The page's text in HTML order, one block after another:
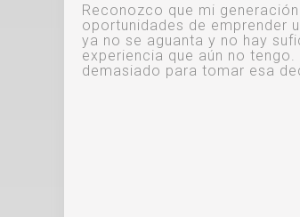
Reconozco que mi
oportunidades de emprender
ya no se aguanta y no hay
experiencia que aún no
demasiado para tomar esa